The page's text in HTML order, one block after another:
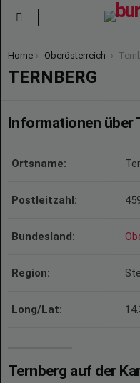
You are here:
Home Oberösterreich
TERNBERG
Informationen über
Ortsname:
Postleitzahl:
Bundesland:
Region:
Long/Lat:
Ternberg auf der